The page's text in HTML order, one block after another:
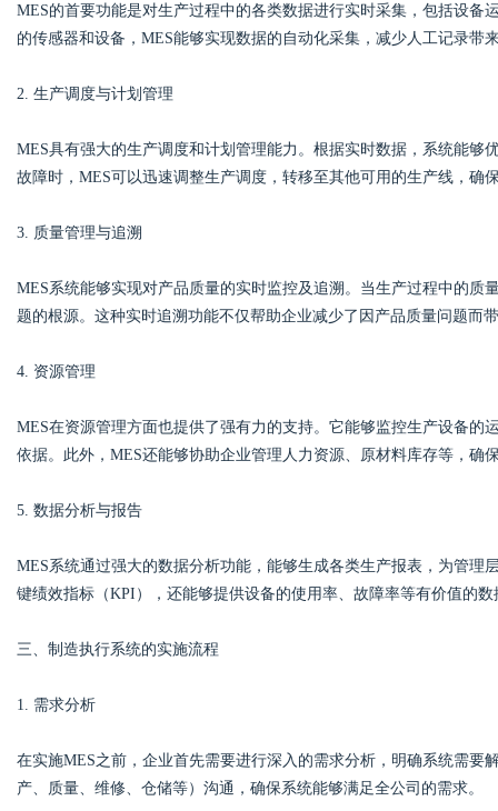
d
MES的首要功能是对生产过程中的各类数据进行实时采集，包括设
的传感器和设备，MES能够实现数据的自动化采集，减少人工记录带
2. 生产调度与计划管理
MES具有强大的生产调度和计划管理能力。根据实时数据，系统能
故障时，MES可以迅速调整生产调度，转移至其他可用的生产线，确
3. 质量管理与追溯
MES系统能够实现对产品质量的实时监控及追溯。当生产过程中的质
题的根源。这种实时追溯功能不仅帮助企业减少了因产品质量问题而
4. 资源管理
MES在资源管理方面也提供了强有力的支持。它能够监控生产设备
依据。此外，MES还能够协助企业管理人力资源、原材料库存等，确
5. 数据分析与报告
MES系统通过强大的数据分析功能，能够生成各类生产报表，为管
键绩效指标（KPI），还能够提供设备的使用率、故障率等有价值的
三、制造执行系统的实施流程
1. 需求分析
在实施MES之前，企业首先需要进行深入的需求分析，明确系统需
产、质量、维修、仓储等）沟通，确保系统能够满足全公司的需求。